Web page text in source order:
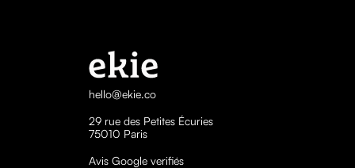
hello@ekie.co
29 rue des Petites Écuries
75010 Paris
Avis Google verifiés